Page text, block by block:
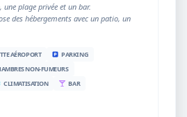
plage privée et un bar.
des hébergements avec un patio, un
AÉROPORT
PARKING
NON-FUMEURS
CLIMATISATION
BAR